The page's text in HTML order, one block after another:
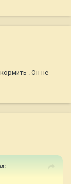
. Он не